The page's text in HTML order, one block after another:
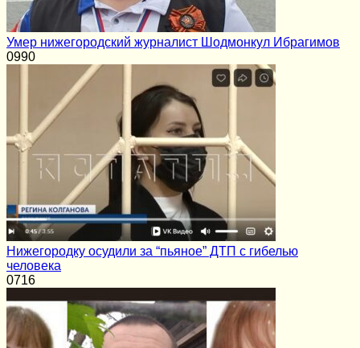
Умер нижегородский журналист Шодмонкул Ибрагимов
0990
Нижегородку осудили за “пьяное” ДТП с гибелью
человека
0716